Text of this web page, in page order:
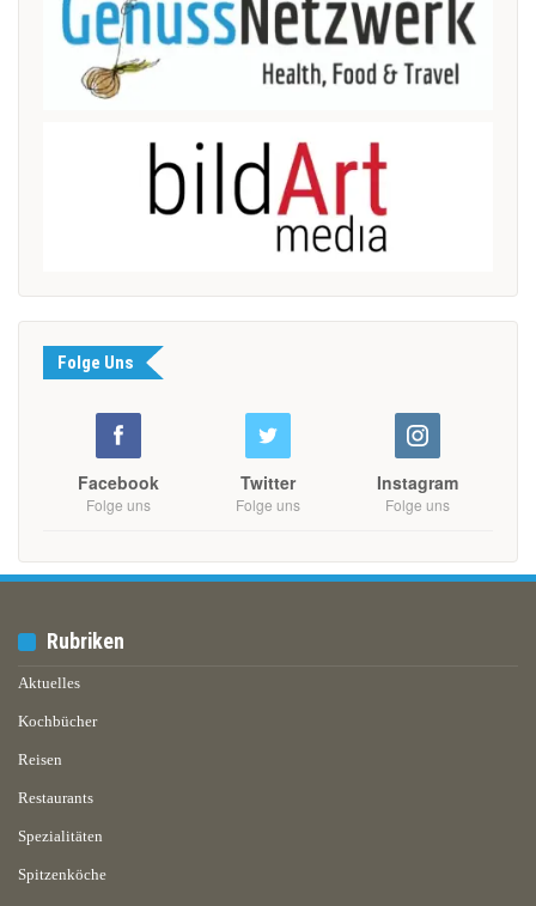
Folge Uns
Facebook
Folge uns
Twitter
Folge uns
Instagram
Folge uns
Rubriken
Aktuelles
Kochbücher
Reisen
Restaurants
Spezialitäten
Spitzenköche